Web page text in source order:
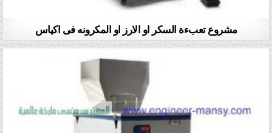
مشروع تعبءة السكر او الارز او المكرونه فى اكياس